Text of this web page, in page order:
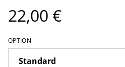
22,00 €
OPTION